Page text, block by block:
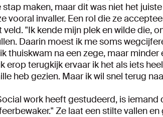
stap maken, maar dit was niet het
vooral invaller. Een rol die ze
veld. "Ik kende mijn plek en wilde die,
Daarin moest ik me soms
thuiskwam na een zege, maar
erop terugkijk ervaar ik het als iets
heb gezien. Maar ik wil snel terug
work heeft gestudeerd, is
Ze laat een stilte vallen